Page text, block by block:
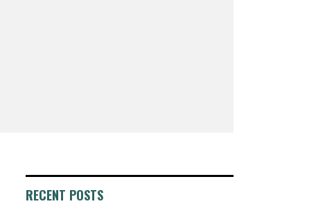
RECENT POSTS